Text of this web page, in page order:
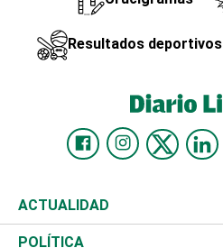
Resultados deportivos
ACTUALIDAD
Nacional
POLÍTICA